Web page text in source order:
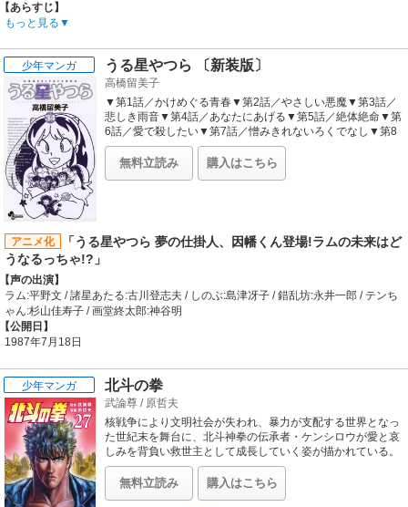
【あらすじ】
時は戦国、織田信長は天下統一を着々と進めていた。しかし、それを阻まんとし
いう謎の集団が出現した。
甲賀幻妖斎を首領とする金目教は、目的の為には手段を選ばぬ残酷な集団で一大
勢力になりつつあった。
幻妖斎を支える部下は数知れずみな独特の術の使い手であった。栄の町は会合衆
と呼ばれる人々で治められていたのであるが、会合衆は、金目教拡大を重く見
て、飛騨の「忍者の里」にいる影一族に金目教の首謀者を捕らえるように依頼し
た。
この任務を任されたのが、飛騨忍者の「三つの影」青年忍者赤影、少年忍者青
影、ベテラン忍者白影である。
【スタッフ情報】
原作:横山光輝
企画:中村一夫、七條敬三、武井英彦、石川清司 / 製作担当:神田豊、伊藤響、鈴木
淑江 / 製作デスク:豊住政弘 / シリーズ構成:菅良幸、井上敏樹 / 脚本:井上敏樹、照
井啓司、渡辺麻実 / チーフディレクター:石崎すすむ / 演出:杉島邦久、勝間田具
治、小鹿英吉 / キャラクターデザイン:金山明博 / 美術デザイン:宮野隆 / 音楽:菊池
俊輔
【音楽】
中で」
もっと見る
少年マンガ うる星やつら 〔新装版〕
高橋留美子
▼第1話／かけめぐる青春▼第2話／やさしい悪魔▼第3話／
悲しき雨音▼第4話／あなたにあげる▼第5話／絶体絶命▼第
6話／愛で殺したい▼第7話／憎みきれないろくでなし▼第8
話／いい日旅立ち▼第9話／大勝負●主な登場人物／ラム
（UFOに乗ってやってきた鬼娘。あたるの押しかけ女房
に）、諸星あたる（世界でもまれに見る浮気症の青年）●本
ことから、あたるの運命はさらなる不幸（？）へと突入して
いく……。コミック界をゆるがした高橋留美子の奇想天外SF
が…）、錯乱坊（旅の僧。あだ名はチェリー）、サクラ（錯
乱坊の姪で巫女）
無料立読み 購入はこちら
アニメ化
「うる星やつら 夢の仕掛人、因幡くん登場!ラムの未来はど
うなるっちゃ!?」
【声の出演】
ラム:平野文 / 諸星あたる:古川登志夫 / しのぶ:島津冴子 / 錯乱坊:永井一郎 / テンち
ゃん:杉山佳寿子 / 画堂終太郎:神谷明
【公開日】
1987年7月18日
少年マンガ 北斗の拳
武論尊 / 原哲夫
核戦争により文明社会が失われ、暴力が支配する世界となっ
た世紀末を舞台に、北斗神拳の伝承者・ケンシロウが愛と哀
しみを背負い救世主として成長していく姿が描かれている。
無料立読み 購入はこちら